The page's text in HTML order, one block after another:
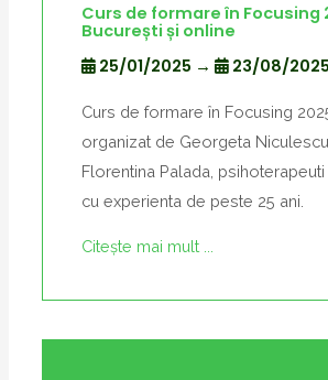
Curs de formare în Focusing
București și online
25/01/2025 → 23/08/2025
Curs de formare în Focusing
organizat de Georgeta
Florentina Palada,
cu experienta de peste 25 ani.
Citește mai mult ...